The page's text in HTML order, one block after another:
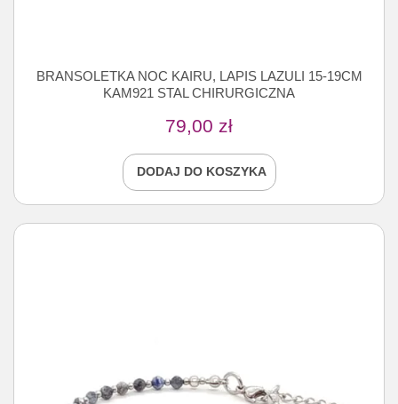
BRANSOLETKA NOC KAIRU, LAPIS LAZULI 15-19CM
KAM921 STAL CHIRURGICZNA
79,00 zł
DODAJ DO KOSZYKA